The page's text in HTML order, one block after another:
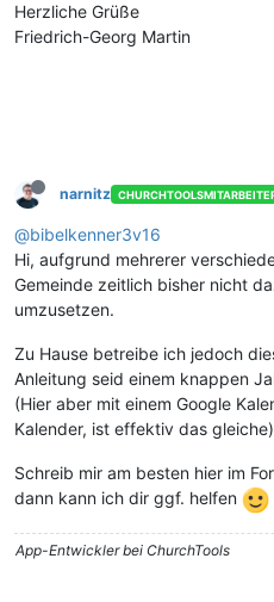
Herzliche Grüße
Friedrich-Georg Martin
narnitz
@bibelkenner3v16
Hi, aufgrund mehrerer
Gemeinde zeitlich bisher nicht
umzusetzen.
Zu Hause betreibe ich jedoch
Anleitung seid einem knappen
(Hier aber mit einem Google
Kalender, ist effektiv das gleiche)
Schreib mir am besten hier im
dann kann ich dir ggf. helfen
App-Entwickler bei ChurchTools